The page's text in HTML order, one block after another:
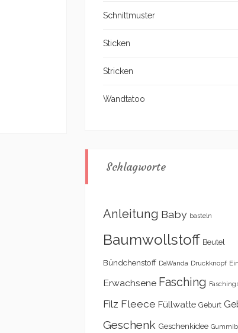
Schnittmuster
Sticken
Stricken
Wandtatoo
Schlagworte
Anleitung Baby basteln
Baumwollstoff Beutel
Bündchenstoff DaWanda Druckknopf
Erwachsene Fasching
Filz Fleece Füllwatte Geburt
Geschenk Geschenkidee